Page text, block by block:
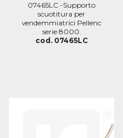
07465LC -Supporto
scuotitura per
vendemmiatrici Pellenc
serie 8000.
cod. 07465LC